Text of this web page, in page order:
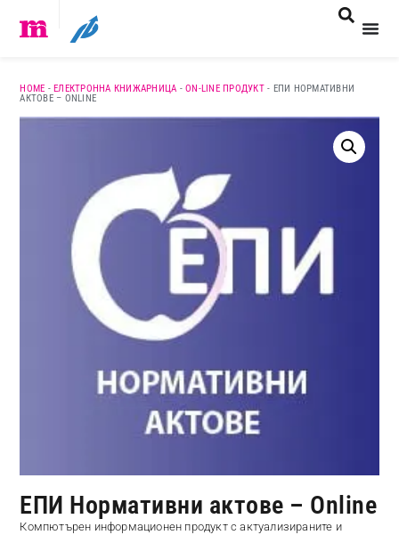
HOME -ЕЛЕКТРОННА КНИЖАРНИЦА -ON-LINE ПРОДУКТ- ЕПИ НОРМАТИВНИ
АКТОВЕ – ONLINE
ЕПИ Нормативни актове – Online
Компютърен информационен продукт с актуализираните и